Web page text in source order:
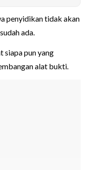
penyidikan tidak akan
ada.
siapa pun yang
alat bukti.